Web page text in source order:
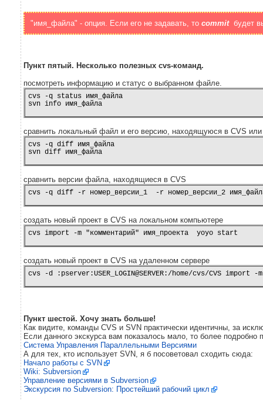
"имя_файла" - опция. Если его не задавать, то commit будет
Пункт пятый. Несколько полезных cvs-команд.
посмотреть информацию и статус о выбранном файле.
cvs -q status имя_файла
сравнить локальный файл и его версию, находящуюся в CVS
cvs -q diff имя_файла
сравнить версии файла, находящиеся в CVS
cvs -q diff -r номер_версии_1  -r номер_версии_2
создать новый проект в CVS на локальном компьютере
cvs import -m "комментарий" имя_проекта  yoyo start
создать новый проект в CVS на удаленном сервере
cvs -d :pserver:USER_LOGIN@SERVER:/home/cvs/CVS import
Пункт шестой. Хочу знать больше!
Как видите, команды CVS и SVN практически идентичны, за
Если данного экскурса вам показалось мало, то более
Система Управления Параллельными Версиями
А для тех, кто использует SVN, я б посоветовал сходить сюда:
Начало работы с SVN
Wiki: Subversion
Управление версиями в Subversion
Экскурсия по Subversion: Простейший рабочий цикл